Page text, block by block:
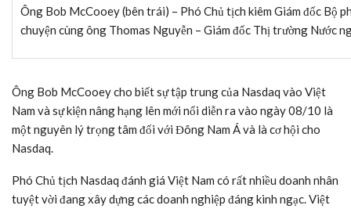
Ông Bob McCooey (bên trái) – Phó Chủ tịch kiêm Giám đốc Bộ
chuyện cùng ông Thomas Nguyễn – Giám đốc Thị trường Nước
Ông Bob McCooey cho biết sự tập trung của Nasdaq vào Việt
Nam và sự kiện nâng hạng lên mới nổi diễn ra vào ngày 08/10 là
một nguyên lý trọng tâm đối với Đông Nam Á và là cơ hội cho
Nasdaq.
Phó Chủ tịch Nasdaq đánh giá Việt Nam có rất nhiều doanh nhân
tuyệt vời đang xây dựng các doanh nghiệp đáng kinh ngạc. Việt